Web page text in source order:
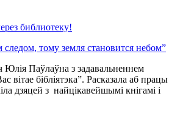
библиотеку!
тому земля становится небом”
Юлія Паўлаўна з задавальненнем
вітае бібліятэка”. Расказала аб працы
дзяцей з найцікавейшымі кнігамі і